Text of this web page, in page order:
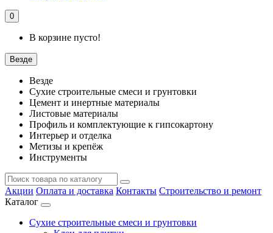
0
В корзине пусто!
Везде
Везде
Сухие строительные смеси и грунтовки
Цемент и инертные материалы
Листовые материалы
Профиль и комплектующие к гипсокартону
Интерьер и отделка
Метизы и крепёж
Инструменты
Акции Оплата и доставка Контакты Строительство и ремонт
Каталог
Сухие строительные смеси и грунтовки